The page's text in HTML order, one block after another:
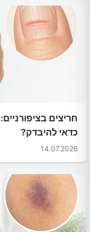
חריצים
כדאי להיבדק?
14.07.2026